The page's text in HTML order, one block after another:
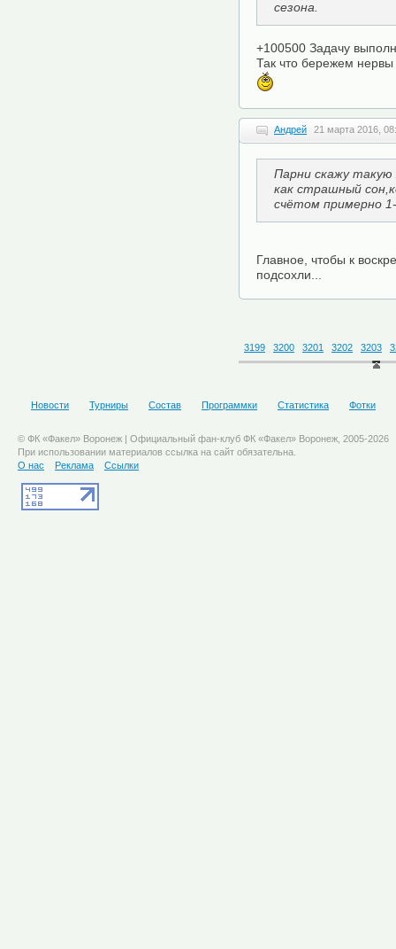
сезона.
+100500 Задачу
Так что бережем
Андрей 21 марта 2016,
Парни скажу такую
как страшный
счётом примерно
Главное, чтобы к
подсохли...
3199 3200 3201 3202 3203
Новости Турниры Состав Программки Статистика Фотки
© ФК «Факел» Воронеж | Официальный фан-клуб ФК «Факел» Воронеж, 2005-2026
При использовании материалов ссылка на сайт обязательна.
О нас
Реклама Ссылки